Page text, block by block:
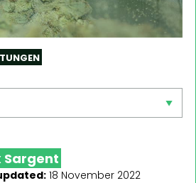
Sargent
18 November 2022